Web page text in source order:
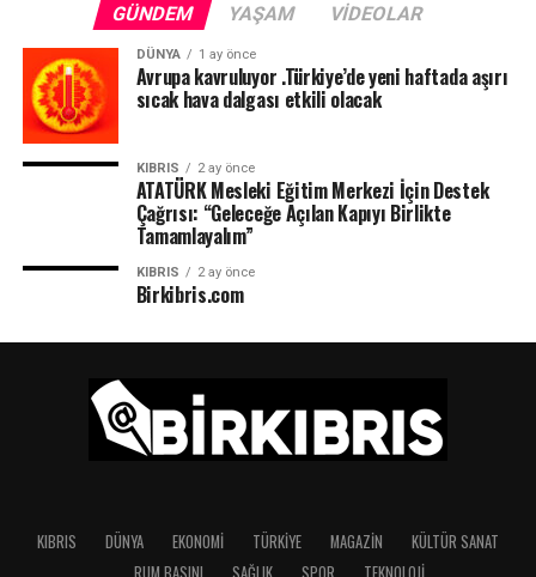
GÜNDEM YAŞAM VIDEOLAR
DÜNYA 1 ay önce
Avrupa kavruluyor .Türkiye’de yeni haftada aşırı
sıcak hava dalgası etkili olacak
KIBRIS 2 ay önce
ATATÜRK Mesleki Eğitim Merkezi İçin Destek
Çağrısı: “Geleceğe Açılan Kapıyı Birlikte
Tamamlayalım”
KIBRIS 2 ay önce
Birkibris.com
KIBRIS DÜNYA EKONOMI TÜRKIYE MAGAZIN
KÜLTÜR SANAT
RUM BASINI
SAĞLIK SPOR TEKNOLOJI